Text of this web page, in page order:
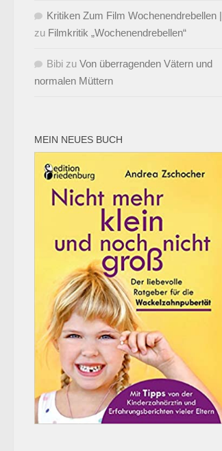
Kritiken Zum Film Wochenendrebellen |
zu Filmkritik „Wochenendrebellen“
Bibi zu Von überragenden Vätern und
normalen Müttern
MEIN NEUES BUCH